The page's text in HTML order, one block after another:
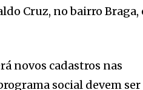
Cruz, no bairro Braga,
novos cadastros nas
social devem ser